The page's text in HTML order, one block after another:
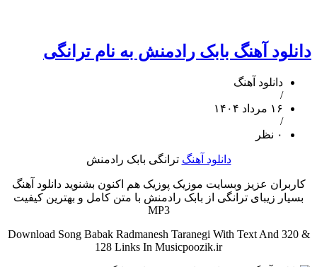
دانلود آهنگ بابک رادمنش به نام ترانگی
دانلود آهنگ
/
۱۶ مرداد ۱۴۰۴
/
۰ نظر
دانلود آهنگ ترانگی بابک رادمنش
کاربران عزیز وبسایت موزیک پوزیک هم اکنون بشنوید دانلود آهنگ
بسیار زیبای ترانگی از بابک رادمنش با متن کامل و بهترین کیفیت
MP3
Download Song Babak Radmanesh Taranegi With Text And 320 &
128 Links In Musicpoozik.ir